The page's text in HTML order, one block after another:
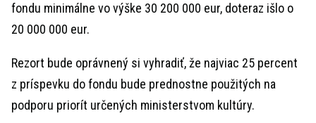
fondu minimálne vo výške 30 200 000 eur, doteraz išlo o
20 000 000 eur.
Rezort bude oprávnený si vyhradiť, že najviac 25 percent
z príspevku do fondu bude prednostne použitých na
podporu priorít určených ministerstvom kultúry.